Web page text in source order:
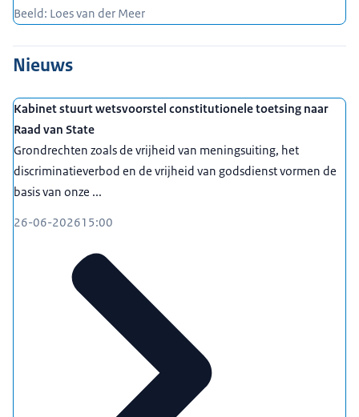
Beeld: Loes van der Meer
Nieuws
Kabinet stuurt wetsvoorstel constitutionele toetsing naar
Raad van State
Grondrechten zoals de vrijheid van meningsuiting, het
discriminatieverbod en de vrijheid van godsdienst vormen de
basis van onze ...
26-06-202615:00